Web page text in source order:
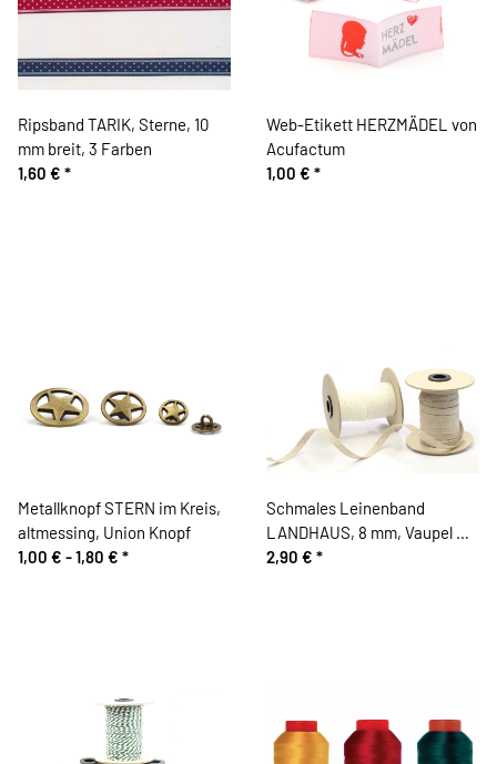
Ripsband TARIK, Sterne, 10
mm breit, 3 Farben
1,60 € *
Web-Etikett HERZMÄDEL von
Acufactum
1,00 € *
Metallknopf STERN im Kreis,
altmessing, Union Knopf
1,00 € -1,80 € *
Schmales Leinenband
LANDHAUS, 8 mm, Vaupel &
Heilenbeck
2,90 € *